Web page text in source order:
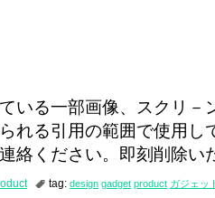
いる一部画像、スクリ－
れる引用の範囲で使用し
絡ください。即刻削除い
tag: design gadget product ガジェッ